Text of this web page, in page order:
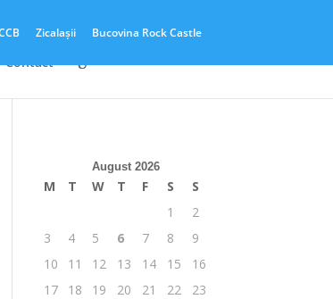
Zicalașii
Bucovina Rock Castle
Contact
August 2026
M T W T F S
S
1
2
3
4 5 6 7 8
9
10
11 12 13 14 15
16
17
18 19 20 21 22
23